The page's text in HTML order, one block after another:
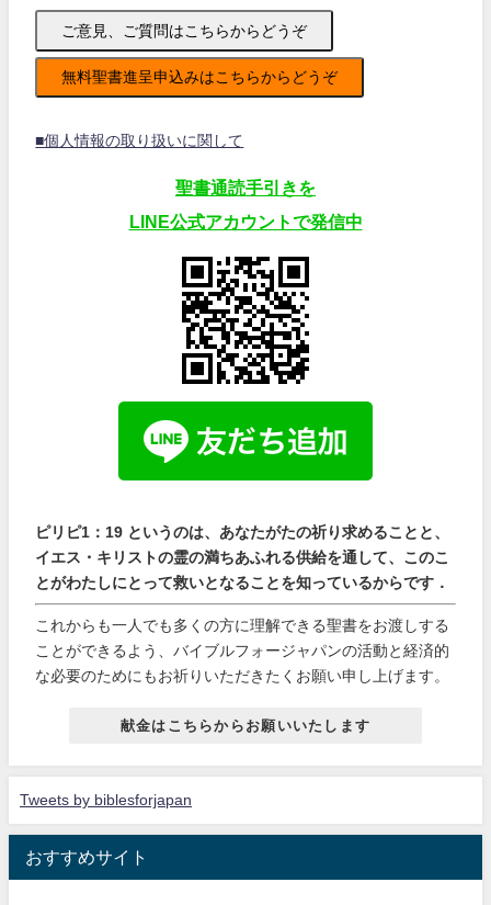
ご意見、ご質問はこちらからどうぞ
無料聖書進呈申込みはこちらからどうぞ
■個人情報の取り扱いに関して
聖書通読手引きを
LINE公式アカウントで発信中
ピリピ1：19 というのは、あなたがたの祈り求めることと、
イエス・キリストの霊の満ちあふれる供給を通して、このこ
とがわたしにとって救いとなることを知っているからです．
これからも一人でも多くの方に理解できる聖書をお渡しする
ことができるよう、バイブルフォージャパンの活動と経済的
な必要のためにもお祈りいただきたくお願い申し上げます。
献金はこちらからお願いいたします
Tweets by biblesforjapan
おすすめサイト